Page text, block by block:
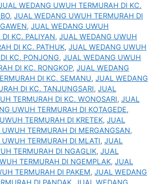
WEDANG UWUH TERMURAH DI KC.
, JUAL WEDANG UWUH TERMURAH DI
, JUAL WEDANG UWUH
KC. PALIYAN, JUAL WEDANG UWUH
DI KC. PATHUK, JUAL WEDANG UWUH
KC. PONJONG, JUAL WEDANG UWUH
DI KC. RONGKOP, JUAL WEDANG
DI KC. SEMANU, JUAL WEDANG
DI KC. TANJUNGSARI, JUAL
TERMURAH DI KC. WONOSARI, JUAL
UWUH TERMURAH DI KOTAGEDE,
TERMURAH DI KRETEK, JUAL
TERMURAH DI MERGANGSAN,
TERMURAH DI MLATI, JUAL
TERMURAH DI NGAGLIK, JUAL
TERMURAH DI NGEMPLAK, JUAL
TERMURAH DI PAKEM, JUAL WEDANG